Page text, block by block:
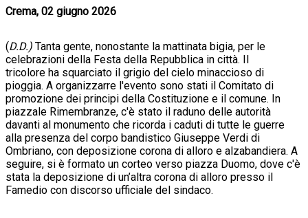
Crema, 02 giugno 2026
(D.D.) Tanta gente, nonostante la mattinata bigia, per le
celebrazioni della Festa della Repubblica in città. Il
tricolore ha squarciato il grigio del cielo minaccioso di
pioggia. A organizzarre l'evento sono stati il Comitato di
promozione dei principi della Costituzione e il comune. In
piazzale Rimembranze, c'è stato il raduno delle autorità
davanti al monumento che ricorda i caduti di tutte le guerre
alla presenza del corpo bandistico Giuseppe Verdi di
Ombriano, con deposizione corona di alloro e alzabandiera. A
seguire, si è formato un corteo verso piazza Duomo, dove c'è
stata la deposizione di un’altra corona di alloro presso il
Famedio con discorso ufficiale del sindaco.